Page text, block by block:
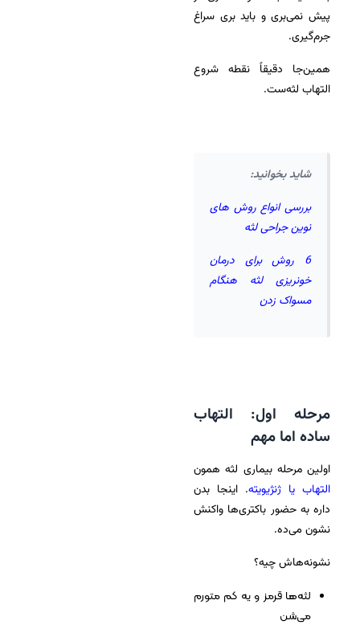
پیش نمی‌بری و باید بری سراغ
جرم‌گیری.
همین‌جا دقیقاً نقطه شروع
التهاب لثه‌ست.
شاید بخوانید:
بررسی انواع روش های
نوین جراحی لثه
6 روش برای درمان
خونریزی لثه هنگام
مسواک زدن
مرحله اول: التهاب
ساده اما مهم
اولین مرحله بیماری لثه همون
التهاب یا ژنژیویته. اینجا بدن
داره به حضور باکتری‌ها واکنش
نشون می‌ده.
نشونه‌هاش چیه؟
لثه‌ها قرمز و یه کم متورم
می‌شن